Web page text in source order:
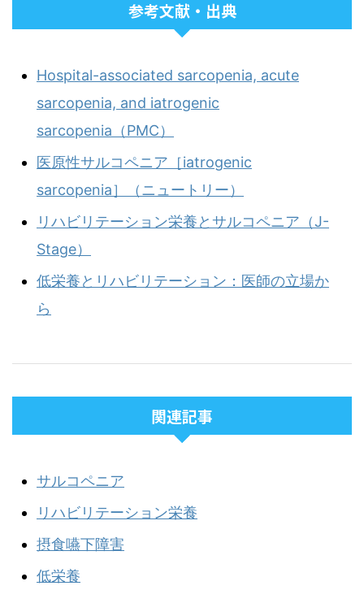
参考文献・出典
Hospital-associated sarcopenia, acute
sarcopenia, and iatrogenic
sarcopenia（PMC）
医原性サルコペニア［iatrogenic
sarcopenia］（ニュートリー）
リハビリテーション栄養とサルコペニア（J-
Stage）
低栄養とリハビリテーション：医師の立場か
ら
関連記事
サルコペニア
リハビリテーション栄養
摂食嚥下障害
低栄養